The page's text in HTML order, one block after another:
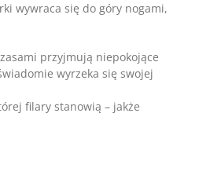
wywraca się do góry nogami,
przyjmują niepokojące
wyrzeka się swojej
filary stanowią – jakże